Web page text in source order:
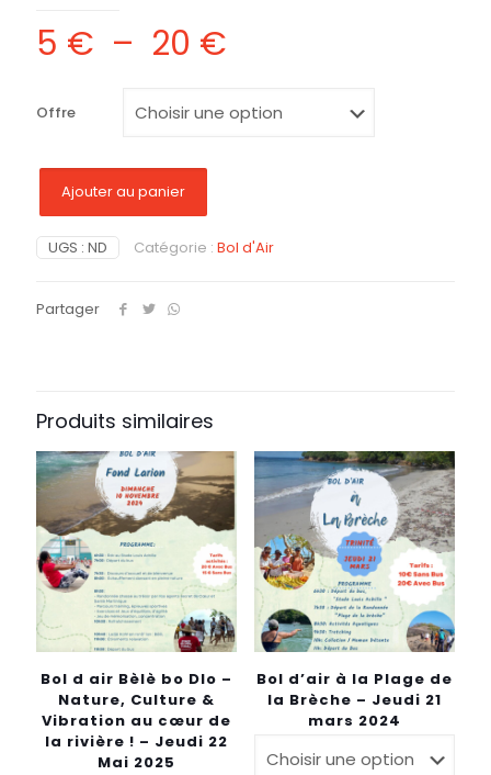
5 € – 20 €
prix :
Offre
Ajouter au panier
UGS : ND Catégorie : Bol d'Air
Partager
Produits similaires
Bol d air Bèlè bo Dlo –
Nature, Culture &
Vibration au cœur de
la rivière ! – Jeudi 22
Mai 2025
Bol d’air à la Plage de
la Brèche – Jeudi 21
mars 2024